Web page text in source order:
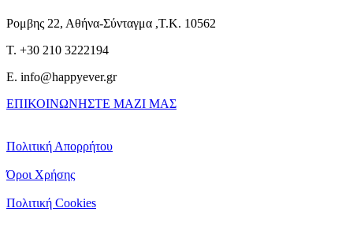
Ρομβης 22, Αθήνα-Σύνταγμα ,Τ.Κ. 10562
T. +30 210 3222194
E. info@happyever.gr
ΕΠΙΚΟΙΝΩΝΗΣΤΕ ΜΑΖΙ ΜΑΣ
Πολιτική Απορρήτου
Όροι Χρήσης
Πολιτική Cookies